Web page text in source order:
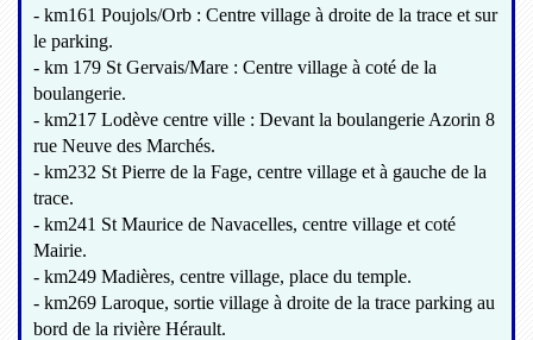
- km161 Poujols/Orb : Centre village à droite de la trace et sur
le parking.
- km 179 St Gervais/Mare : Centre village à coté de la
boulangerie.
- km217 Lodève centre ville : Devant la boulangerie Azorin 8
rue Neuve des Marchés.
- km232 St Pierre de la Fage, centre village et à gauche de la
trace.
- km241 St Maurice de Navacelles, centre village et coté
Mairie.
- km249 Madières, centre village, place du temple.
- km269 Laroque, sortie village à droite de la trace parking au
bord de la rivière Hérault.